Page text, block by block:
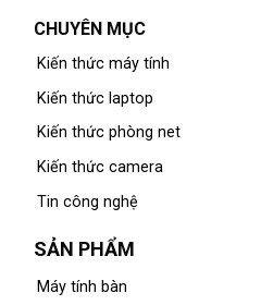
CHUYÊN MỤC
Kiến thức máy tính
Kiến thức laptop
Kiến thức phòng net
Kiến thức camera
Tin công nghệ
SẢN PHẨM
Máy tính bàn